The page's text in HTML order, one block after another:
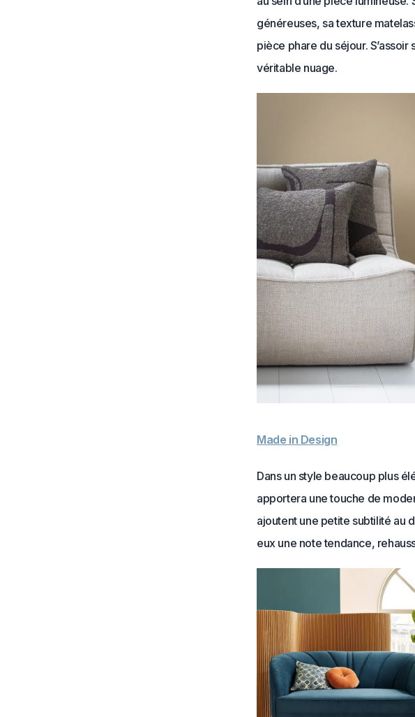
généreuses, sa texture
pièce phare du séjour.
véritable nuage.
Made in Design
Dans un style beaucoup plus
apportera une touche de
ajoutent une petite subtilité au
eux une note tendance,